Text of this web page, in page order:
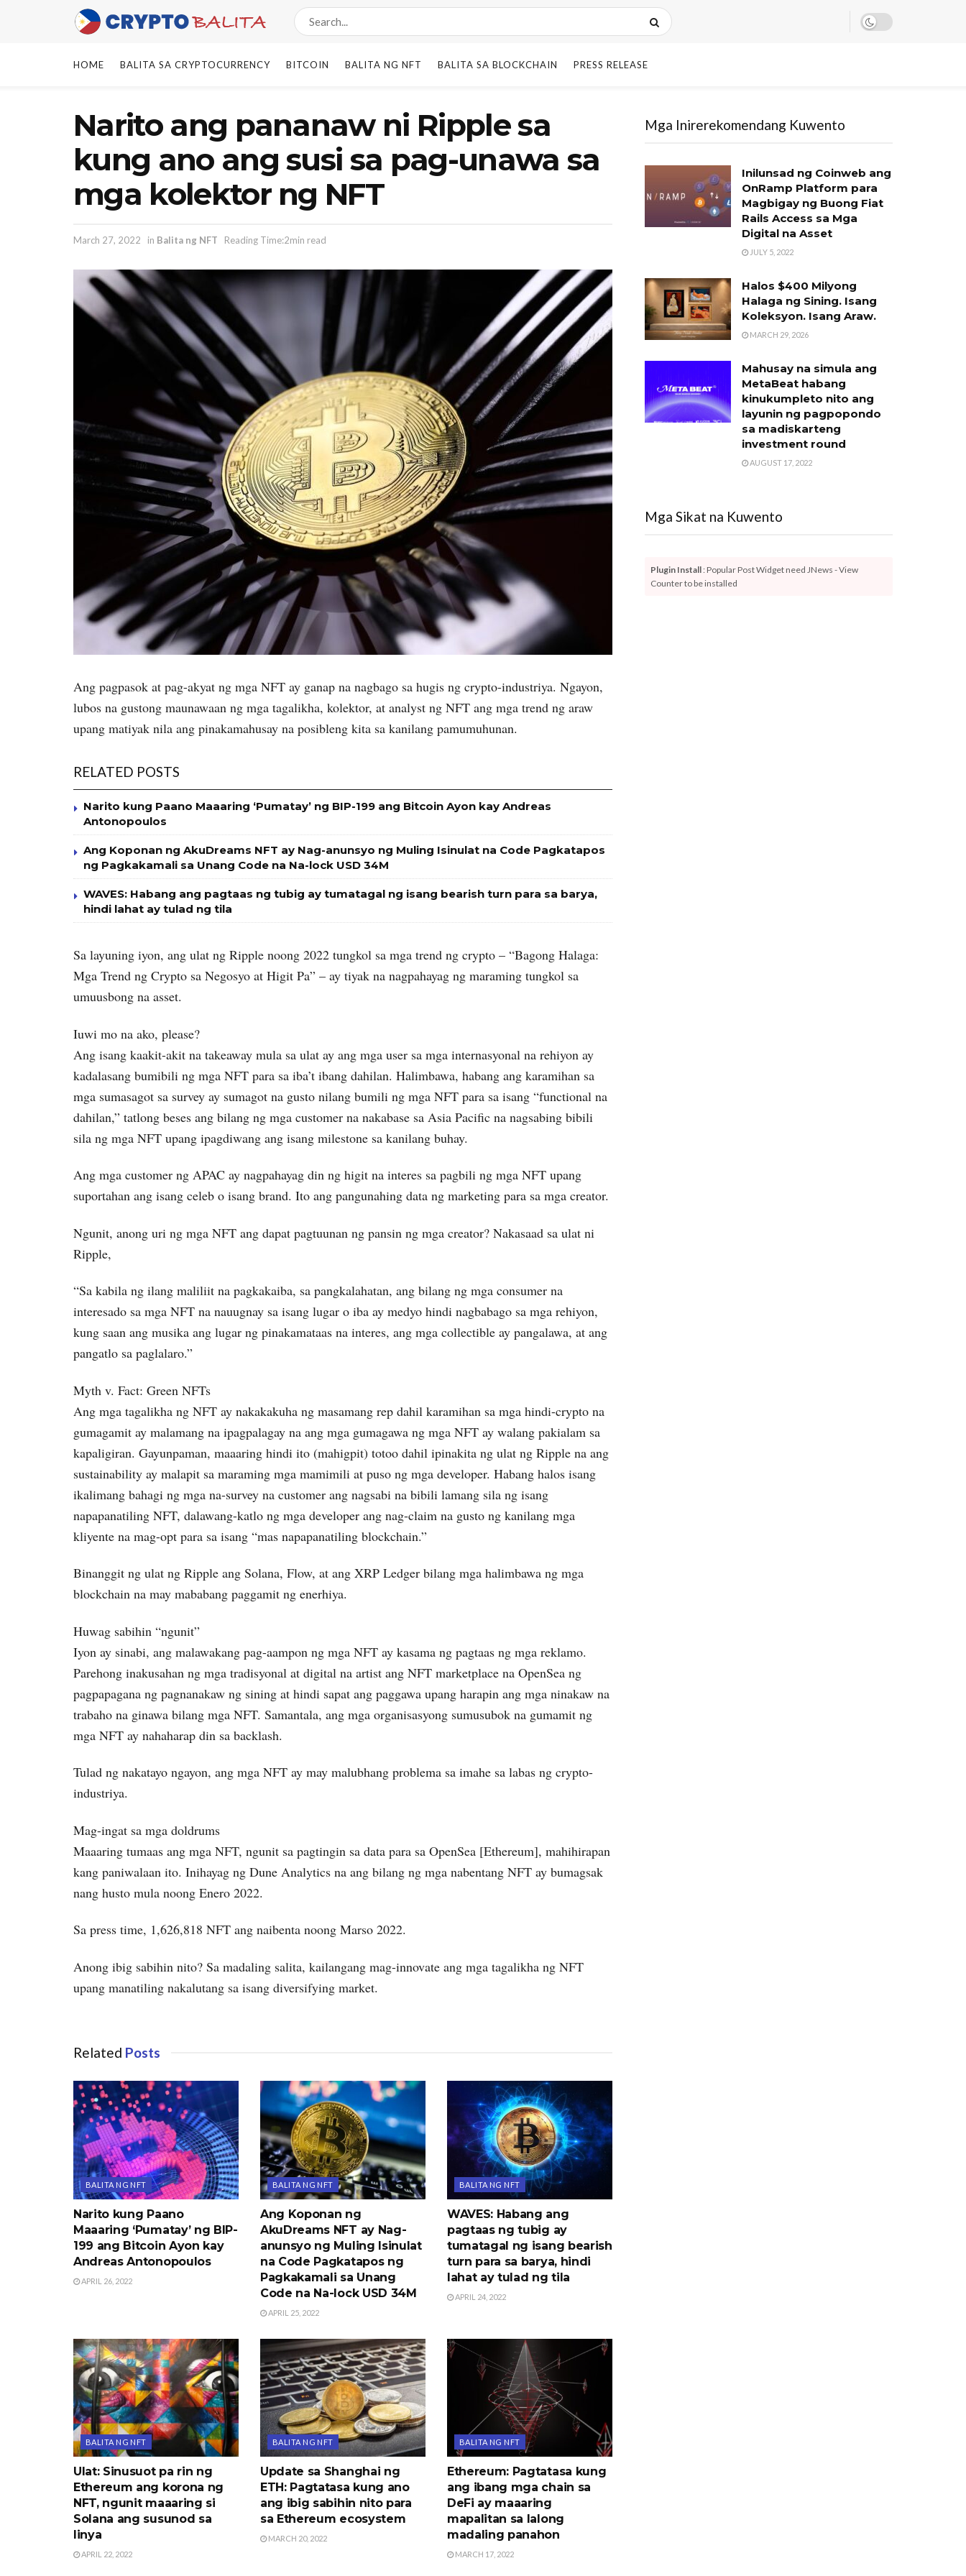
HOME BALITA SA CRYPTOCURRENCY BITCOIN BALITA NG NFT BALITA SA BLOCKCHAIN PRESS RELEASE
Narito ang pananaw ni Ripple sa
kung ano ang susi sa pag-unawa sa
mga kolektor ng NFT
March 27, 2022 in Balita ng NFT Reading Time:2min read
Ang pagpasok at pag-akyat ng mga NFT ay ganap na nagbago sa hugis ng crypto-industriya. Ngayon,
lubos na gustong maunawaan ng mga tagalikha, kolektor, at analyst ng NFT ang mga trend ng araw
upang matiyak nila ang pinakamahusay na posibleng kita sa kanilang pamumuhunan.
RELATED POSTS
Narito kung Paano Maaaring ‘Pumatay’ ng BIP-199 ang Bitcoin Ayon kay Andreas
Antonopoulos
Ang Koponan ng AkuDreams NFT ay Nag-anunsyo ng Muling Isinulat na Code Pagkatapos
ng Pagkakamali sa Unang Code na Na-lock USD 34M
WAVES: Habang ang pagtaas ng tubig ay tumatagal ng isang bearish turn para sa barya,
hindi lahat ay tulad ng tila
Sa layuning iyon, ang ulat ng Ripple noong 2022 tungkol sa mga trend ng crypto – “Bagong Halaga:
Mga Trend ng Crypto sa Negosyo at Higit Pa” – ay tiyak na nagpahayag ng maraming tungkol sa
umuusbong na asset.
Iuwi mo na ako, please?
Ang isang kaakit-akit na takeaway mula sa ulat ay ang mga user sa mga internasyonal na rehiyon ay
kadalasang bumibili ng mga NFT para sa iba’t ibang dahilan. Halimbawa, habang ang karamihan sa
mga sumasagot sa survey ay sumagot na gusto nilang bumili ng mga NFT para sa isang “functional na
dahilan,” tatlong beses ang bilang ng mga customer na nakabase sa Asia Pacific na nagsabing bibili
sila ng mga NFT upang ipagdiwang ang isang milestone sa kanilang buhay.
Ang mga customer ng APAC ay nagpahayag din ng higit na interes sa pagbili ng mga NFT upang
suportahan ang isang celeb o isang brand. Ito ang pangunahing data ng marketing para sa mga creator.
Ngunit, anong uri ng mga NFT ang dapat pagtuunan ng pansin ng mga creator? Nakasaad sa ulat ni
Ripple,
“Sa kabila ng ilang maliliit na pagkakaiba, sa pangkalahatan, ang bilang ng mga consumer na
interesado sa mga NFT na nauugnay sa isang lugar o iba ay medyo hindi nagbabago sa mga rehiyon,
kung saan ang musika ang lugar ng pinakamataas na interes, ang mga collectible ay pangalawa, at ang
pangatlo sa paglalaro.”
Myth v. Fact: Green NFTs
Ang mga tagalikha ng NFT ay nakakakuha ng masamang rep dahil karamihan sa mga hindi-crypto na
gumagamit ay malamang na ipagpalagay na ang mga gumagawa ng mga NFT ay walang pakialam sa
kapaligiran. Gayunpaman, maaaring hindi ito (mahigpit) totoo dahil ipinakita ng ulat ng Ripple na ang
sustainability ay malapit sa maraming mga mamimili at puso ng mga developer. Habang halos isang
ikalimang bahagi ng mga na-survey na customer ang nagsabi na bibili lamang sila ng isang
napapanatiling NFT, dalawang-katlo ng mga developer ang nag-claim na gusto ng kanilang mga
kliyente na mag-opt para sa isang “mas napapanatiling blockchain.”
Binanggit ng ulat ng Ripple ang Solana, Flow, at ang XRP Ledger bilang mga halimbawa ng mga
blockchain na may mababang paggamit ng enerhiya.
Huwag sabihin “ngunit”
Iyon ay sinabi, ang malawakang pag-aampon ng mga NFT ay kasama ng pagtaas ng mga reklamo.
Parehong inakusahan ng mga tradisyonal at digital na artist ang NFT marketplace na OpenSea ng
pagpapagana ng pagnanakaw ng sining at hindi sapat ang paggawa upang harapin ang mga ninakaw na
trabaho na ginawa bilang mga NFT. Samantala, ang mga organisasyong sumusubok na gumamit ng
mga NFT ay nahaharap din sa backlash.
Tulad ng nakatayo ngayon, ang mga NFT ay may malubhang problema sa imahe sa labas ng crypto-
industriya.
Mag-ingat sa mga doldrums
Maaaring tumaas ang mga NFT, ngunit sa pagtingin sa data para sa OpenSea [Ethereum], mahihirapan
kang paniwalaan ito. Inihayag ng Dune Analytics na ang bilang ng mga nabentang NFT ay bumagsak
nang husto mula noong Enero 2022.
Sa press time, 1,626,818 NFT ang naibenta noong Marso 2022.
Anong ibig sabihin nito? Sa madaling salita, kailangang mag-innovate ang mga tagalikha ng NFT
upang manatiling nakalutang sa isang diversifying market.
Related Posts
BALITA NG NFT
Narito kung Paano
Maaaring ‘Pumatay’ ng BIP-
199 ang Bitcoin Ayon kay
Andreas Antonopoulos
APRIL 26, 2022
BALITA NG NFT
Ang Koponan ng
AkuDreams NFT ay Nag-
anunsyo ng Muling Isinulat
na Code Pagkatapos ng
Pagkakamali sa Unang
Code na Na-lock USD 34M
APRIL 25, 2022
BALITA NG NFT
WAVES: Habang ang
pagtaas ng tubig ay
tumatagal ng isang bearish
turn para sa barya, hindi
lahat ay tulad ng tila
APRIL 24, 2022
BALITA NG NFT
Ulat: Sinusuot pa rin ng
Ethereum ang korona ng
NFT, ngunit maaaring si
Solana ang susunod sa
linya
APRIL 22, 2022
BALITA NG NFT
Update sa Shanghai ng
ETH: Pagtatasa kung ano
ang ibig sabihin nito para
sa Ethereum ecosystem
MARCH 20, 2022
BALITA NG NFT
Ethereum: Pagtatasa kung
ang ibang mga chain sa
DeFi ay maaaring
mapalitan sa lalong
madaling panahon
MARCH 17, 2022
Mga Inirerekomendang Kuwento
Inilunsad ng Coinweb ang
OnRamp Platform para
Magbigay ng Buong Fiat
Rails Access sa Mga
Digital na Asset
JULY 5, 2022
Halos $400 Milyong
Halaga ng Sining. Isang
Koleksyon. Isang Araw.
MARCH 29, 2026
Mahusay na simula ang
MetaBeat habang
kinukumpleto nito ang
layunin ng pagpopondo
sa madiskarteng
investment round
AUGUST 17, 2022
Mga Sikat na Kuwento
Plugin Install : Popular Post Widget need JNews - View
Counter to be installed